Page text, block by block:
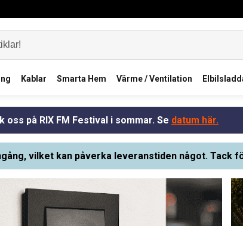
Kablar Smarta Hem Värme / Ventilation
oss på RIX FM Festival i sommar. Se datum här.
vilket kan påverka leveranstiden något. Tack